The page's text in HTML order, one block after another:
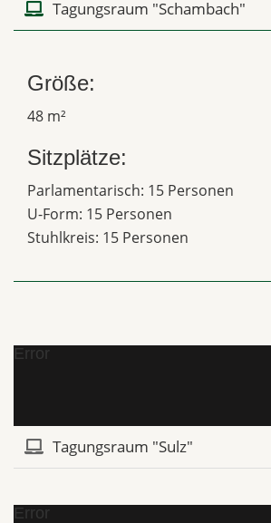
Tagungsraum "Schambach"
Größe:
48 m²
Sitzplätze:
Parlamentarisch: 15 Personen
U-Form: 15 Personen
Stuhlkreis: 15 Personen
Error
Tagungsraum "Sulz"
Error